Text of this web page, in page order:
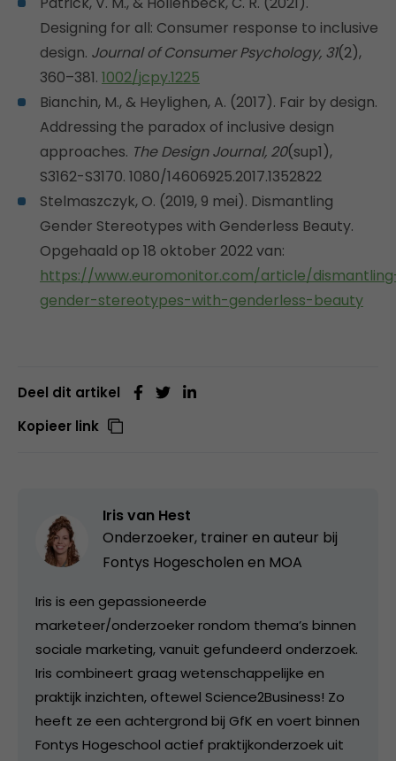
Designing for all: Consumer response to inclusive
design. Journal of Consumer Psychology, 31(2),
360–381. 1002/jcpy.1225
Bianchin, M., & Heylighen, A. (2017). Fair by design.
Addressing the paradox of inclusive design
approaches. The Design Journal, 20(sup1),
S3162-S3170. 1080/14606925.2017.1352822
Stelmaszczyk, O. (2019, 9 mei). Dismantling
Gender Stereotypes with Genderless Beauty.
Opgehaald op 18 oktober 2022 van:
https://www.euromonitor.com/article/
gender-stereotypes-with-genderless-beauty
Deel dit artikel
Kopieer link
Iris van Hest
Onderzoeker, trainer en auteur bij
Fontys Hogescholen en MOA
Iris is een gepassioneerde
marketeer/onderzoeker rondom thema’s binnen
sociale marketing, vanuit gefundeerd onderzoek.
Iris combineert graag wetenschappelijke en
praktijk inzichten, oftewel Science2Business! Zo
heeft ze een achtergrond bij GfK en voert binnen
Fontys Hogeschool actief praktijkonderzoek uit